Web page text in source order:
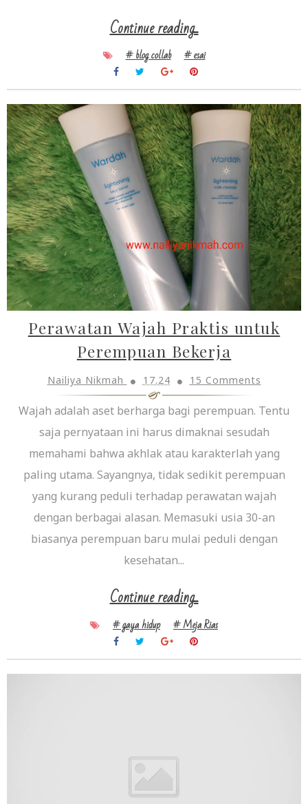
Continue reading...
# blog collab # esai
Perawatan Wajah Praktis untuk
Perempuan Bekerja
Nailiya Nikmah 17.24 15 Comments
Wajah adalah aset berharga bagi perempuan. Tentu
saja pernyataan ini harus dimaknai sesudah
memahami bahwa akhlak atau karakterlah yang
paling utama. Sayangnya, tidak sedikit perempuan
yang kurang peduli terhadap perawatan wajah
dengan berbagai alasan. Memasuki usia 30-an
biasanya perempuan baru mulai peduli dengan
kesehatan...
Continue reading...
# gaya hidup # Meja Rias